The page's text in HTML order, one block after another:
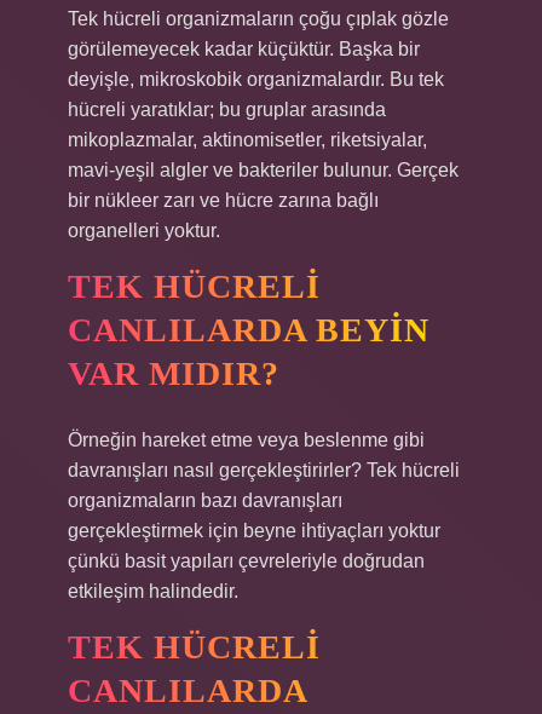
Tek hücreli organizmaların çoğu çıplak gözle
görülemeyecek kadar küçüktür. Başka bir
deyişle, mikroskobik organizmalardır. Bu tek
hücreli yaratıklar; bu gruplar arasında
mikoplazmalar, aktinomisetler, riketsiyalar,
mavi-yeşil algler ve bakteriler bulunur. Gerçek
bir nükleer zarı ve hücre zarına bağlı
organelleri yoktur.
TEK HÜCRELI
CANLILARDA BEYIN
VAR MIDIR?
Örneğin hareket etme veya beslenme gibi
davranışları nasıl gerçekleştirirler? Tek hücreli
organizmaların bazı davranışları
gerçekleştirmek için beyne ihtiyaçları yoktur
çünkü basit yapıları çevreleriyle doğrudan
etkileşim halindedir.
TEK HÜCRELI
CANLILARDA